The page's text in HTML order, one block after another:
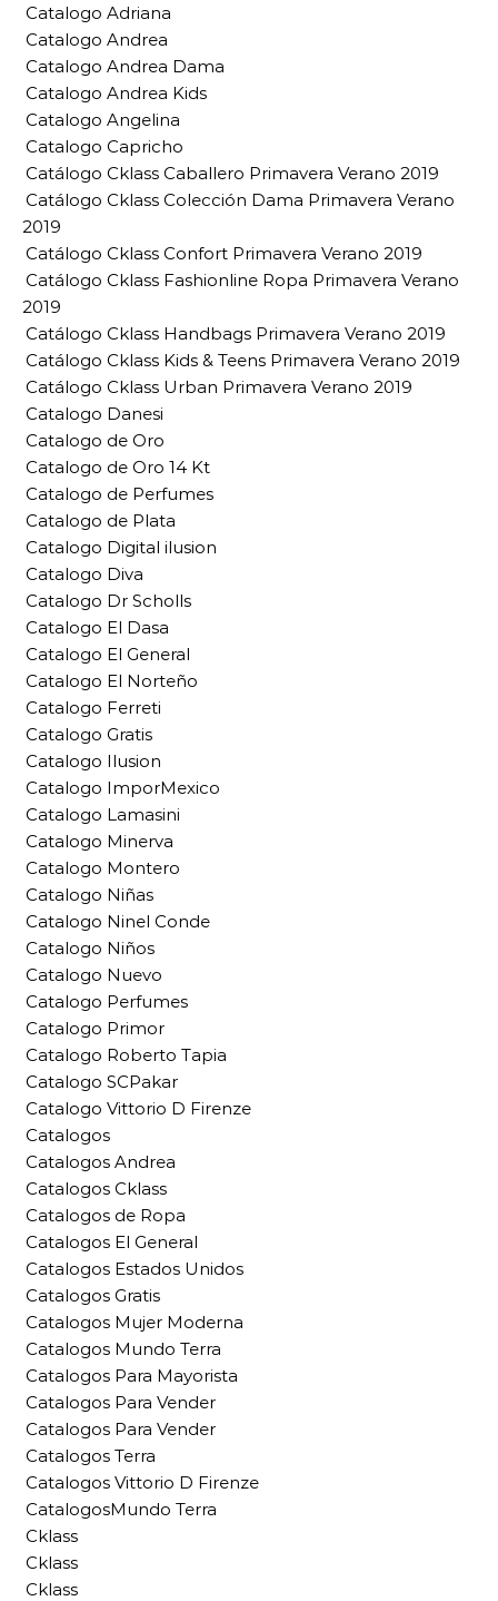
Catalogo Adriana
Catalogo Andrea
Catalogo Andrea Dama
Catalogo Andrea Kids
Catalogo Angelina
Catalogo Capricho
Catálogo Cklass Caballero Primavera Verano 2019
Catálogo Cklass Colección Dama Primavera Verano
2019
Catálogo Cklass Confort Primavera Verano 2019
Catálogo Cklass Fashionline Ropa Primavera Verano
2019
Catálogo Cklass Handbags Primavera Verano 2019
Catálogo Cklass Kids & Teens Primavera Verano 2019
Catálogo Cklass Urban Primavera Verano 2019
Catalogo Danesi
Catalogo de Oro
Catalogo de Oro 14 Kt
Catalogo de Perfumes
Catalogo de Plata
Catalogo Digital ilusion
Catalogo Diva
Catalogo Dr Scholls
Catalogo El Dasa
Catalogo El General
Catalogo El Norteño
Catalogo Ferreti
Catalogo Gratis
Catalogo Ilusion
Catalogo ImporMexico
Catalogo Lamasini
Catalogo Minerva
Catalogo Montero
Catalogo Niñas
Catalogo Ninel Conde
Catalogo Niños
Catalogo Nuevo
Catalogo Perfumes
Catalogo Primor
Catalogo Roberto Tapia
Catalogo SCPakar
Catalogo Vittorio D Firenze
Catalogos
Catalogos Andrea
Catalogos Cklass
Catalogos de Ropa
Catalogos El General
Catalogos Estados Unidos
Catalogos Gratis
Catalogos Mujer Moderna
Catalogos Mundo Terra
Catalogos Para Mayorista
Catalogos Para Vender
Catalogos Para Vender
Catalogos Terra
Catalogos Vittorio D Firenze
CatalogosMundo Terra
Cklass
Cklass
Cklass